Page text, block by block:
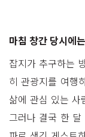
마침 창간 당시에
잡지가 추구하는
히 관광지를 여행
삶에 관심 있는 사
그러나 결국 한